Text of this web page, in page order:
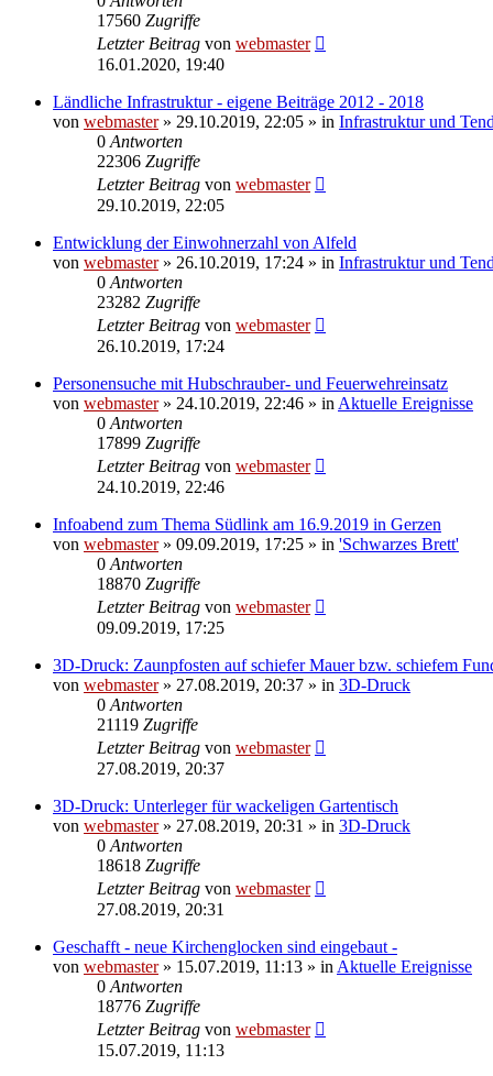
17560 Zugriffe
Letzter Beitrag von webmaster
16.01.2020, 19:40
Ländliche Infrastruktur - eigene Beiträge 2012 - 2018
von webmaster» 29.10.2019, 22:05 » in Infrastruktur und
0 Antworten
22306 Zugriffe
Letzter Beitrag von webmaster
29.10.2019, 22:05
Entwicklung der Einwohnerzahl von Alfeld
von webmaster» 26.10.2019, 17:24 » in Infrastruktur und
0 Antworten
23282 Zugriffe
Letzter Beitrag von webmaster
26.10.2019, 17:24
Personensuche mit Hubschrauber- und Feuerwehreinsatz
von webmaster» 24.10.2019, 22:46 » in Aktuelle Ereignisse
0 Antworten
17899 Zugriffe
Letzter Beitrag von webmaster
24.10.2019, 22:46
Infoabend zum Thema Südlink am 16.9.2019 in Gerzen
von webmaster» 09.09.2019, 17:25 » in 'Schwarzes Brett'
0 Antworten
18870 Zugriffe
Letzter Beitrag von webmaster
09.09.2019, 17:25
3D-Druck: Zaunpfosten auf schiefer Mauer bzw. schiefem
von webmaster» 27.08.2019, 20:37 » in 3D-Druck
0 Antworten
21119 Zugriffe
Letzter Beitrag von webmaster
27.08.2019, 20:37
3D-Druck: Unterleger für wackeligen Gartentisch
von webmaster» 27.08.2019, 20:31 » in 3D-Druck
0 Antworten
18618 Zugriffe
Letzter Beitrag von webmaster
27.08.2019, 20:31
Geschafft - neue Kirchenglocken sind eingebaut -
von webmaster» 15.07.2019, 11:13 » in Aktuelle Ereignisse
0 Antworten
18776 Zugriffe
Letzter Beitrag von webmaster
15.07.2019, 11:13